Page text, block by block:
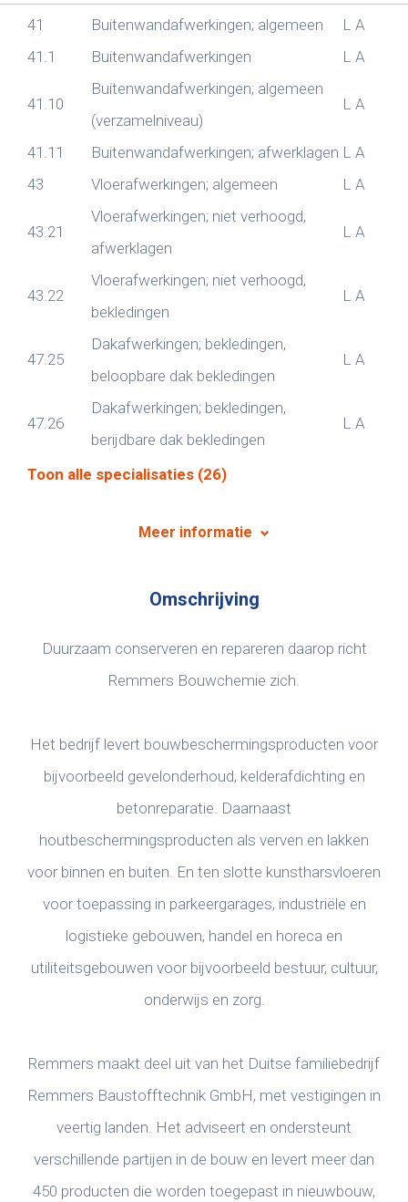
41 Buitenwandafwerkingen; algemeen L A
41.1
Buitenwandafwerkingen L A
41.10
Buitenwandafwerkingen; algemeen
(verzamelniveau)
L A
41.11 Buitenwandafwerkingen; afwerklagen L A
43
Vloerafwerkingen; algemeen L A
43.21
Vloerafwerkingen; niet verhoogd,
afwerklagen
L A
43.22
Vloerafwerkingen; niet verhoogd,
bekledingen
L A
47.25
Dakafwerkingen; bekledingen,
beloopbare dak bekledingen
L A
47.26
Dakafwerkingen; bekledingen,
berijdbare dak bekledingen
L A
Toon alle specialisaties (26)
Meer informatie
Omschrijving
Duurzaam conserveren en repareren daarop richt
Remmers Bouwchemie zich.
Het bedrijf levert bouwbeschermingsproducten voor
bijvoorbeeld gevelonderhoud, kelderafdichting en
betonreparatie. Daarnaast
houtbeschermingsproducten als verven en lakken
voor binnen en buiten. En ten slotte kunstharsvloeren
voor toepassing in parkeergarages, industriële en
logistieke gebouwen, handel en horeca en
utiliteitsgebouwen voor bijvoorbeeld bestuur, cultuur,
onderwijs en zorg.
Remmers maakt deel uit van het Duitse familiebedrijf
Remmers Baustofftechnik GmbH, met vestigingen in
veertig landen. Het adviseert en ondersteunt
verschillende partijen in de bouw en levert meer dan
450 producten die worden toegepast in nieuwbouw,